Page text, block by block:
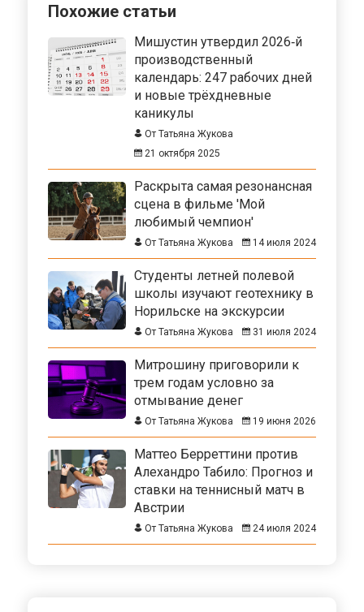
Похожие статьи
Мишустин утвердил 2026‑й
производственный
календарь: 247 рабочих дней
и новые трёхдневные
каникулы
От Татьяна Жукова
21 октября 2025
Раскрыта самая резонансная
сцена в фильме 'Мой
любимый чемпион'
От Татьяна Жукова 14 июля 2024
Студенты летней полевой
школы изучают геотехнику в
Норильске на экскурсии
От Татьяна Жукова 31 июля 2024
Митрошину приговорили к
трем годам условно за
отмывание денег
От Татьяна Жукова 19 июня 2026
Маттео Берреттини против
Алехандро Табило: Прогноз и
ставки на теннисный матч в
Австрии
От Татьяна Жукова 24 июля 2024